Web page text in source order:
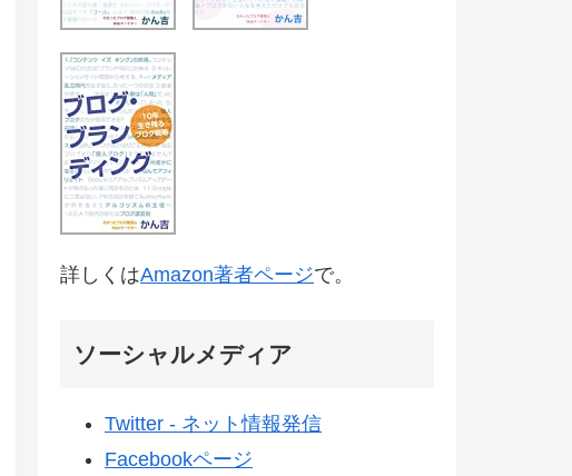
詳しくはAmazon著者ページで。
ソーシャルメディア
Twitter - ネット情報発信
Facebookページ